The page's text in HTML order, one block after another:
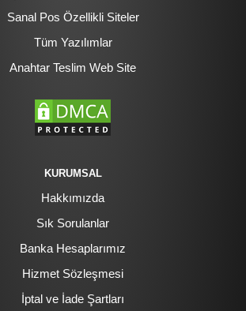
Sanal Pos Özellikli Siteler
Tüm Yazılımlar
Anahtar Teslim Web Site
KURUMSAL
Hakkımızda
Sık Sorulanlar
Banka Hesaplarımız
Hizmet Sözleşmesi
İptal ve İade Şartları